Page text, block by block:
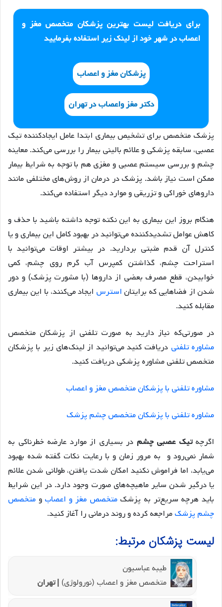
برای دریافت لیست بهترین پزشکان متخصص مغز و
اعصاب در شهر خود از لینک زیر استفاده بفرمایید
پزشکان مغز و اعصاب
دکتر مغز واعصاب در تهران
پزشک متخصص برای تشخیص بیماری ابتدا عامل ایجادکننده تیک
عصبی، سابقه پزشکی و علائم بالینی بیمار را بررسی می‌کند. معاینه
چشم و بررسی سیستم عصبی و مغزی هم با توجه به شرایط بیمار
ممکن است نیاز باشد. پزشک در درمان از روش‌های مختلفی مانند
داروهای خوراکی و تزریقی و موارد دیگر استفاده می‌کند.
هنگام بروز این بیماری به این نکته توجه داشته باشید با حذف و
کاهش عوامل تشدیدکننده می‌توانید در بهبود کامل این بیماری و یا
کنترل آن قدم مثبتی بردارید. در بیشتر اوقات می‌توانید با
استراحت چشم، گذاشتن کمپرس آب گرم روی چشم، کمی
خوابیدن، قطع مصرف بعضی از داروها (با مشورت پزشک) و دور
شدن از فضاهایی که برایتان استرس ایجاد می‌کنند، با این بیماری
مقابله کنید.
در صورتی‌که نیاز دارید به صورت تلفنی از پزشکان متخصص
مشاوره تلفنی دریافت کنید می‌توانید از لینک‌های زیر با پزشکان
متخصص تلفنی مشاوره پزشکی دریافت کنید.
مشاوره تلفنی با پزشکان متخصص مغز و اعصاب
مشاوره تلفنی با پزشکان متخصص چشم پزشک
اگرچهتیک عصبی چشم در بسیاری از موارد عارضه خطرناکی به
شمار نمی‌رود و به مرور زمان و با رعایت نکات گفته شده بهبود
می‌یابد، اما فراموش نکنید امکان شدت یافتن، طولانی شدن علائم
یا درگیر شدن سایر ماهیچه‌های صورت وجود دارد. در این شرایط
باید هرچه سریع‌تر به پزشکمتخصص مغز و اعصاب و متخصص
چشم پزشکمراجعه کرده و روند درمانی را آغاز کنید.
لیست پزشکان مرتبط:
طیبه عباسیون
متخصص مغز و اعصاب (نورولوژی) | تهران